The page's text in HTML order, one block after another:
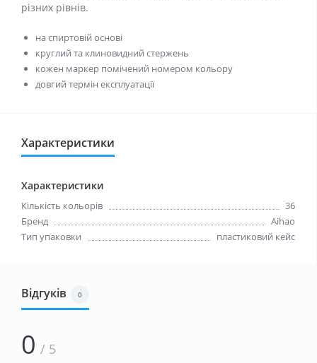
різних рівнів.
на спиртовій основі
круглий та клиновидний стержень
кожен маркер помічений номером кольору
довгий термін експлуатації
Характеристики
Характеристики
Кількість кольорів
36
Бренд
Aihao
Тип упаковки
пластиковий кейс
Відгуків 0
0 / 5